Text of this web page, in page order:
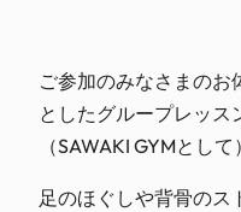
ご参加のみなさまのお
としたグループレッス
（SAWAKI GYMとして
足のほぐしや背骨のス